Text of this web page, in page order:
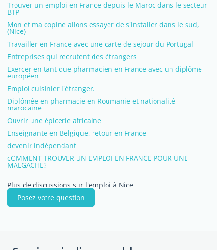
Trouver un emploi en France depuis le Maroc dans le secteur
BTP
Mon et ma copine allons essayer de s'installer dans le sud,
(Nice)
Travailler en France avec une carte de séjour du Portugal
Entreprises qui recrutent des étrangers
Exercer en tant que pharmacien en France avec un diplôme
européen
Emploi cuisinier l'étranger.
Diplômée en pharmacie en Roumanie et nationalité
marocaine
Ouvrir une épicerie africaine
Enseignante en Belgique, retour en France
devenir indépendant
cOMMENT TROUVER UN EMPLOI EN FRANCE POUR UNE
MALGACHE?
Plus de discussions sur l'emploi à Nice
Posez votre question